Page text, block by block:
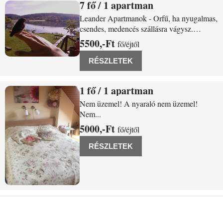
7 / 1 apartman
Orfű Patak sor 1.
Leander Apartmanok - Orfű, ha nyugalmas,
csendes, medencés szállásra vágysz.
Leander apartman Szállás Orfűn A
MEGADOTT ÁRAK IRÁNYÁRAK,
FÜGG A LÉTSZÁMTÓL, AMI LEHET
KEVESEBB IS, MINT A MEGADOTT,
IDEJÉTŐL. AJÁNLATKÉRÉSBEN
5500,-Ft fő/éjtől
RÉSZLETEK
1 / 1 apartman
Orfű Kalaphegyi u
Nem üzemel! A nyaraló nem üzemel!
Nem
5000,-Ft fő/éjtől
RÉSZLETEK